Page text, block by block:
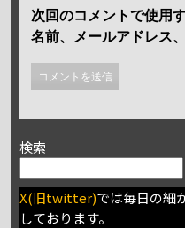
次回のコメントで使用
名前、メールアドレス
検索
X(旧twitter)では毎日の細
しております。